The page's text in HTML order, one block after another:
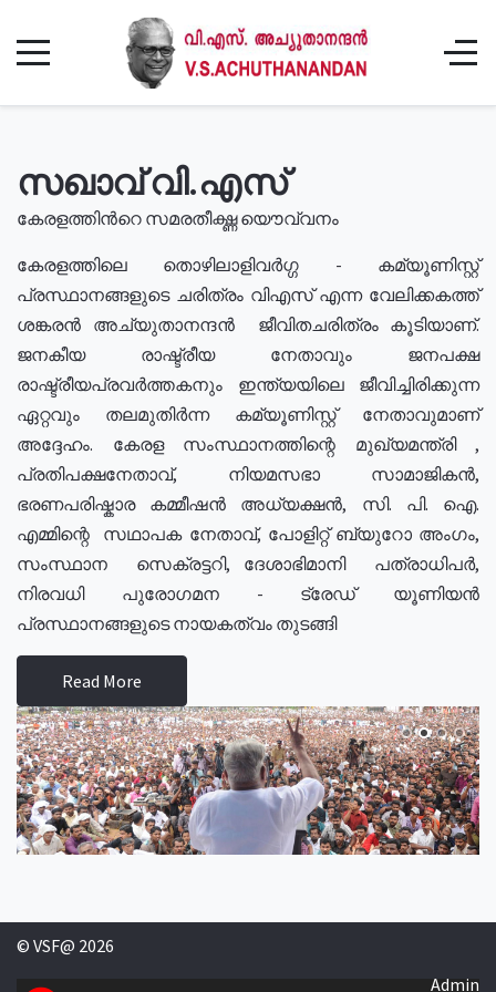
സഖാവ് വി.എസ്
കേരളത്തിൻറെ സമരതീക്ഷ്ണ യൌവ്വനം
കേരളത്തിലെ തൊഴിലാളിവർഗ്ഗ - കമ്യൂണിസ്റ്റ്
പ്രസ്ഥാനങ്ങളുടെ ചരിത്രം വിഎസ് എന്ന വേലിക്കകത്ത്
ശങ്കരൻ അച്യുതാനന്ദൻ ജീവിതചരിത്രം കൂടിയാണ്.
ജനകീയ രാഷ്ട്രീയ നേതാവും ജനപക്ഷ
രാഷ്ട്രീയപ്രവർത്തകനും ഇന്ത്യയിലെ ജീവിച്ചിരിക്കുന്ന
ഏറ്റവും തലമുതിർന്ന കമ്യൂണിസ്റ്റ് നേതാവുമാണ്
അദ്ദേഹം. കേരള സംസ്ഥാനത്തിന്റെ മുഖ്യമന്ത്രി ,
പ്രതിപക്ഷനേതാവ്, നിയമസഭാ സാമാജികൻ,
ഭരണപരിഷ്കാര കമ്മീഷൻ അധ്യക്ഷൻ, സി. പി. ഐ.
എമ്മിന്റെ സഥാപക നേതാവ്, പോളിറ്റ് ബ്യുറോ അംഗം,
സംസ്ഥാന സെക്രട്ടറി, ദേശാഭിമാനി പത്രാധിപർ,
നിരവധി പുരോഗമന - ട്രേഡ് യൂണിയൻ
പ്രസ്ഥാനങ്ങളുടെ നായകത്വം തുടങ്ങി
Read More
© VSF@ 2026
Admin